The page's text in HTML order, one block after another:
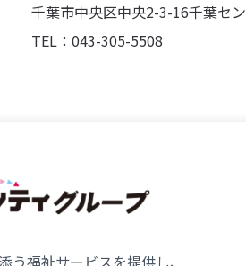
千葉市中央区中央2-3-16千葉セ
TEL：043-305-5508
う福祉サービスを提供し、